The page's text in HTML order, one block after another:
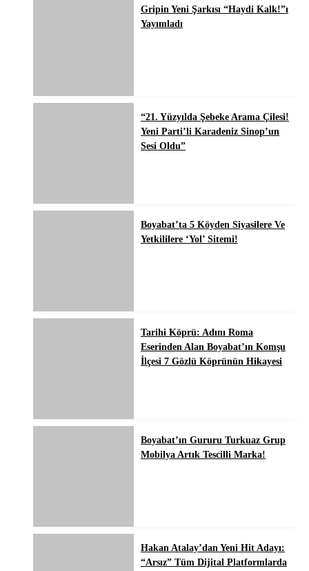
Gripin Yeni Şarkısı “Haydi Kalk!”ı
Yayımladı
“21. Yüzyılda Şebeke Arama Çilesi!
Yeni Parti’li Karadeniz Sinop’un
Sesi Oldu”
Boyabat’ta 5 Köyden Siyasilere Ve
Yetkililere ‘Yol’ Sitemi!
Tarihi Köprü: Adını Roma
Eserinden Alan Boyabat’ın Komşu
İlçesi 7 Gözlü Köprünün Hikayesi
Boyabat’ın Gururu Turkuaz Grup
Mobilya Artık Tescilli Marka!
Hakan Atalay’dan Yeni Hit Adayı:
“Arsız” Tüm Dijital Platformlarda